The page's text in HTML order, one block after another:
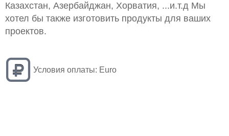
Казахстан, Азербайджан, Хорватия, ...и.т.д Мы
хотел бы также изготовить продукты для ваших
проектов.
Условия оплаты: Euro